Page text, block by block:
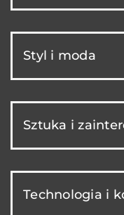
Styl i moda
Sztuka i
Technologia i